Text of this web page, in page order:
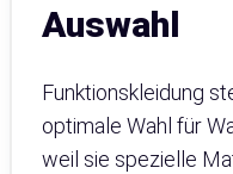
Auswahl
Funktionskleidung
optimale Wahl für
weil sie spezielle